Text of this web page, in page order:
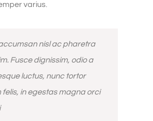
varius.
nisl ac pharetra
Fusce dignissim, odio a
luctus, nunc tortor
felis, in egestas magna orci